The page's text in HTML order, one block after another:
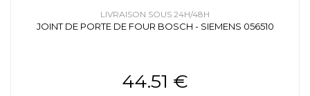
LIVRAISON SOUS 24H/48H
JOINT DE PORTE DE FOUR BOSCH - SIEMENS 056510
44.51 €